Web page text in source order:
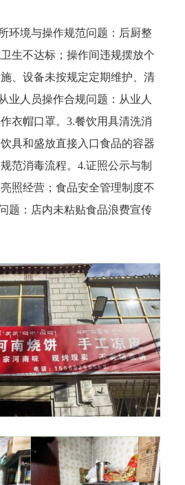
环境与操作规范问题：后厨整
生不达标；操作间违规摆放个
、设备未按规定定期维护、清
业人员操作合规问题：从业人
衣帽口罩。3.餐饮用具清洗消
具和盛放直接入口食品的容器
范消毒流程。4.证照公示与制
照经营；食品安全管理制度不
题：店内未粘贴食品浪费宣传